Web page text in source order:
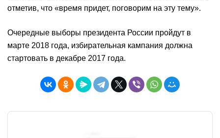
отметив, что «время придет, поговорим на эту тему».
Очередные выборы президента России пройдут в
марте 2018 года, избирательная кампания должна
стартовать в декабре 2017 года.